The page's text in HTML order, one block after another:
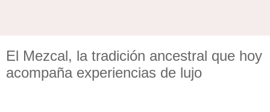
El Mezcal, la tradición ancestral que hoy
acompaña experiencias de lujo